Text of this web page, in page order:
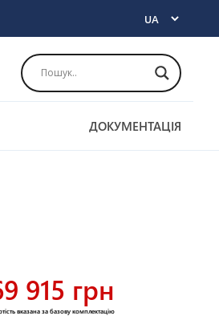
ДОКУМЕНТАЦІЯ
915 грн
вказана за базову комплектацію